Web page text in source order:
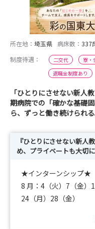
所在地： 埼玉県 病床数： 337
制度待遇：
二交代 寮・
退職金制度あり
「ひとりにさせない新人
期病院での「確かな基礎
ら、ずっと働き続けられる
『ひとりにさせない新人
め、プライベートも大切
★インターンシップ★
8 月：4（火）7（金）
24（月）28（金）
りますので一度お問